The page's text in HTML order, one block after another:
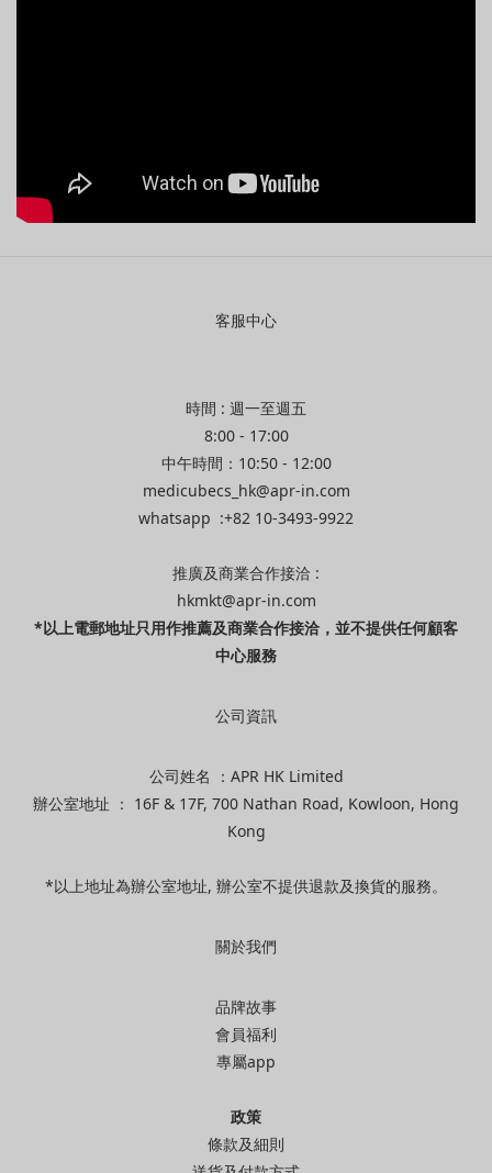
客服中心
時間 : 週一至週五
8:00 - 17:00
中午時間：10:50 - 12:00
medicubecs_hk@apr-in.com
whatsapp :+82 10-3493-9922
推廣及商業合作接洽 :
hkmkt@apr-in.com
*以上電郵地址只用作推薦及商業合作接洽，並不提供任何顧客
中心服務
公司資訊
公司姓名 ：APR HK Limited
辦公室地址 ： 16F & 17F, 700 Nathan Road, Kowloon, Hong
Kong
*以上地址為辦公室地址, 辦公室不提供退款及換貨的服務。
關於我們
品牌故事
會員福利
專屬app
政策
條款及細則